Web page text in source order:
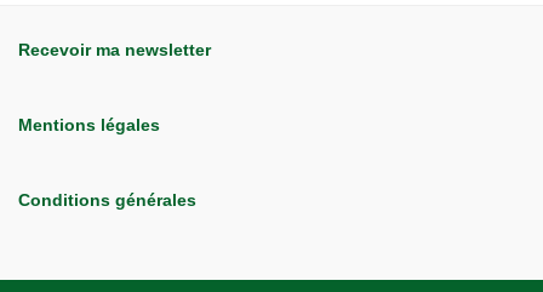
Recevoir ma newsletter
Mentions légales
Conditions générales